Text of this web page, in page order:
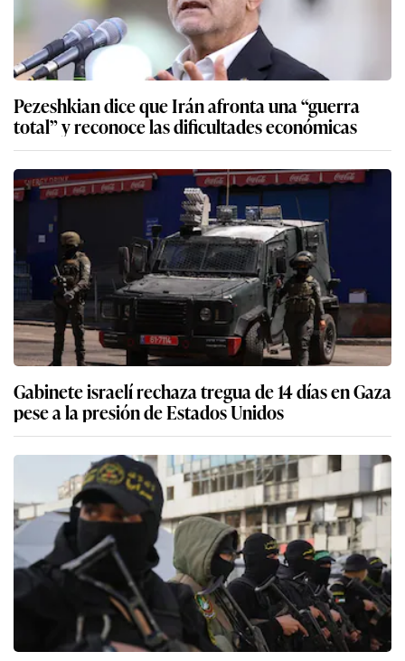
Pezeshkian dice que Irán afronta una “guerra
total” y reconoce las dificultades económicas
Gabinete israelí rechaza tregua de 14 días en Gaza
pese a la presión de Estados Unidos